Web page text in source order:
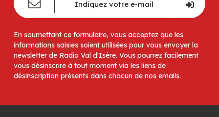
En soumettant ce formulaire, vous acceptez que les
informations saisies soient utilisées pour vous envoyer la
newsletter de Radio Val d'Isère. Vous pourrez facilement
vous désinscrire à tout moment via les liens de
désinscription présents dans chacun de nos emails.